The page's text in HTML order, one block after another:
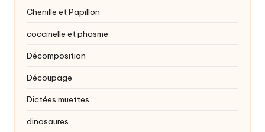
Chenille et Papillon
coccinelle et phasme
Décomposition
Découpage
Dictées muettes
dinosaures